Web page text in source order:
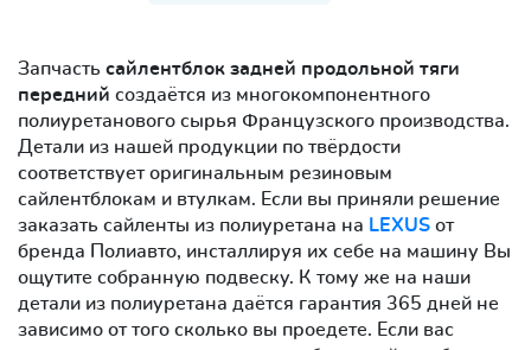
Запчасть сайлентблок задней продольной тяги
передний создаётся из многокомпонентного
полиуретанового сырья Французского производства.
Детали из нашей продукции по твёрдости
соответствует оригинальным резиновым
сайлентблокам и втулкам. Если вы приняли решение
заказать сайленты из полиуретана на LEXUS от
бренда Полиавто, инсталлируя их себе на машину Вы
ощутите собранную подвеску. К тому же на наши
детали из полиуретана даётся гарантия 365 дней не
зависимо от того сколько вы проедете. Если вас